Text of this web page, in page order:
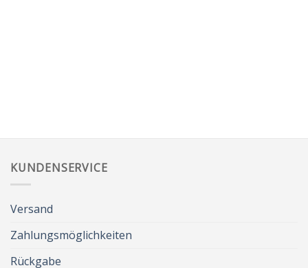
KUNDENSERVICE
Versand
Zahlungsmöglichkeiten
Rückgabe